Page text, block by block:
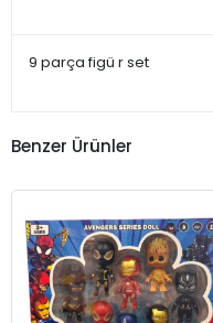
9 parça figü r set
Benzer Ürünler